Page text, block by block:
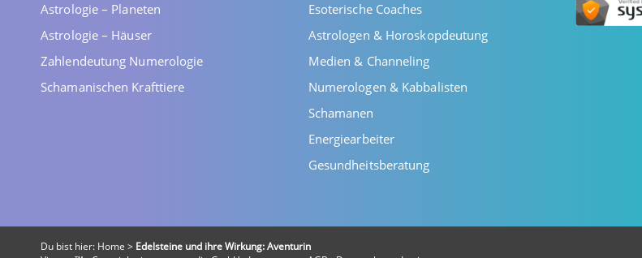
Astrologie – Planeten
Astrologie – Häuser
Zahlendeutung Numerologie
Schamanischen Krafttiere
Esoterische Coaches
Astrologen & Horoskopdeutung
Medien & Channeling
Numerologen & Kabbalisten
Schamanen
Energiearbeiter
Gesundheitsberatung
Du bist hier: Home > Edelsteine und ihre Wirkung: Aventurin